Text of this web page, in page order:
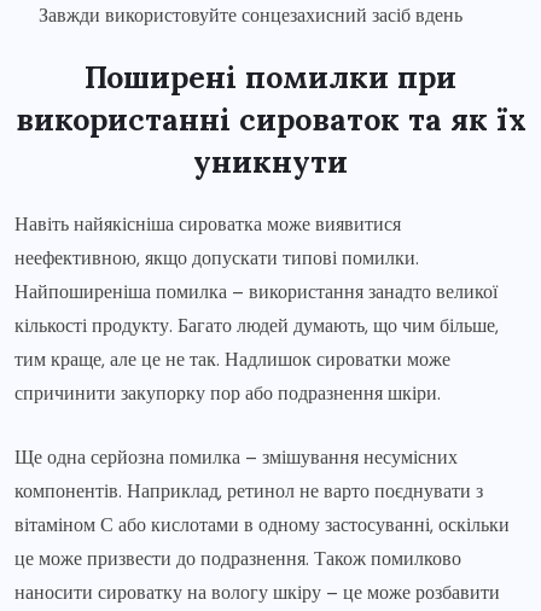
Завжди використовуйте сонцезахисний засіб вдень
Поширені помилки при
використанні сироваток та як їх
уникнути
Навіть найякісніша сироватка може виявитися
неефективною, якщо допускати типові помилки.
Найпоширеніша помилка – використання занадто великої
кількості продукту. Багато людей думають, що чим більше,
тим краще, але це не так. Надлишок сироватки може
спричинити закупорку пор або подразнення шкіри.
Ще одна серйозна помилка – змішування несумісних
компонентів. Наприклад, ретинол не варто поєднувати з
вітаміном С або кислотами в одному застосуванні, оскільки
це може призвести до подразнення. Також помилково
наносити сироватку на вологу шкіру – це може розбавити